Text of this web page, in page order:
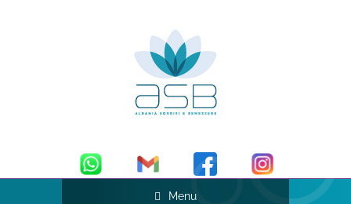
Menu